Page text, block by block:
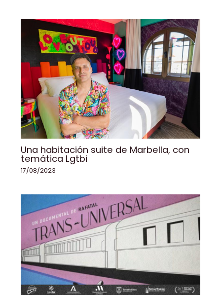
Una habitación suite de Marbella, con
temática Lgtbi
17/08/2023